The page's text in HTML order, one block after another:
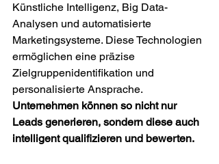
Künstliche Intelligenz, Big Data-
Analysen und automatisierte
Marketingsysteme. Diese Technologien
ermöglichen eine präzise
Zielgruppenidentifikation und
personalisierte Ansprache.
Unternehmen können so nicht nur
Leads generieren, sondern diese auch
intelligent qualifizieren und bewerten.